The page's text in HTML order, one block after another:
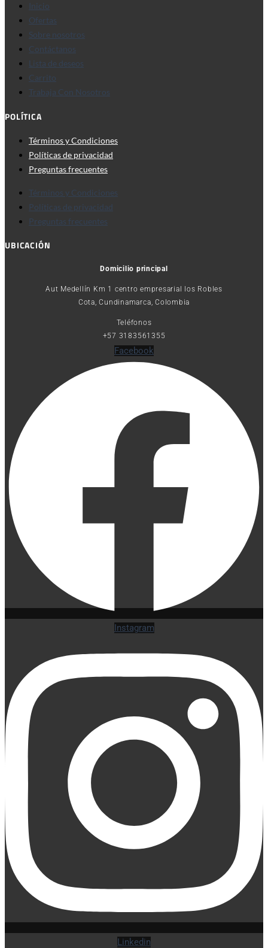
Inicio
Ofertas
Sobre nosotros
Contáctanos
Lista de deseos
Carrito
Trabaja Con Nosotros
POLÍTICA
Términos y Condiciones
Políticas de privacidad
Preguntas frecuentes
Términos y Condiciones
Políticas de privacidad
Preguntas frecuentes
UBICACIÓN
Domicilio principal
Aut Medellín Km 1 centro empresarial los Robles
Cota, Cundinamarca, Colombia
Teléfonos
+57 3183561355
Facebook
Instagram
Linkedin